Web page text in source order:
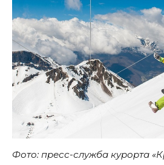
Фото: пресс-служба курорта